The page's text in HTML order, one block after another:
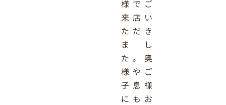
様でご
来店い
ただき
まし
た。奥
様やご
子息様
にもお